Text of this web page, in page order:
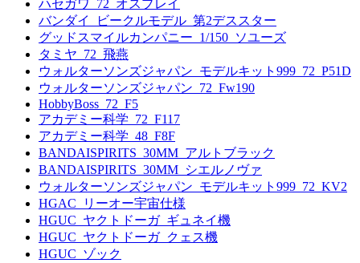
ハセガワ_72_オスプレイ
バンダイ_ビークルモデル_第2デススター
グッドスマイルカンパニー_1/150_ソユーズ
タミヤ_72_飛燕
ウォルターソンズジャパン_モデルキット999_72_P51D
ウォルターソンズジャパン_72_Fw190
HobbyBoss_72_F5
アカデミー科学_72_F117
アカデミー科学_48_F8F
BANDAISPIRITS_30MM_アルトブラック
BANDAISPIRITS_30MM_シエルノヴァ
ウォルターソンズジャパン_モデルキット999_72_KV2
HGAC_リーオー宇宙仕様
HGUC_ヤクトドーガ_ギュネイ機
HGUC_ヤクトドーガ_クェス機
HGUC_ゾック